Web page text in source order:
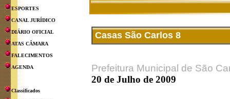
ESPORTES
CANAL JURÍDICO
DIÁRIO OFICIAL
ATAS CÂMARA
FALECIMENTOS
AGENDA
Classificados
Casas São Carlos 8
Prefeitura Municipal de São
20 de Julho de 2009